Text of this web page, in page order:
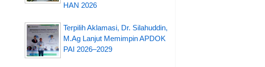
HAN 2026
Terpilih Aklamasi, Dr. Silahuddin,
M.Ag Lanjut Memimpin APDOK
PAI 2026–2029